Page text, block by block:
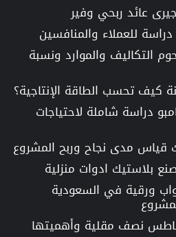
عائد ربحي وفير
للعملاء والمنافسين
التكاليف والموارد ونسبة
كيف تحسب الطاقة الإنتاجية؟
دراسة شاملة لاحتياجات
مدى نجاح وربح المشروع
بلاستيك ادوات منزلية
ورقية في السعودية
نصف مقلية وأهميتها